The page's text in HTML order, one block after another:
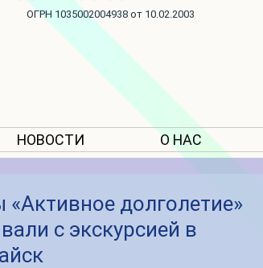
ОГРН 1035002004938 от 10.02.2003
НОВОСТИ О НАС
долголетие»
с экскурсией в